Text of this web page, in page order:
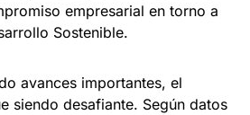
empresarial en torno a
Sostenible.
avances importantes, el
siendo desafiante. Según datos